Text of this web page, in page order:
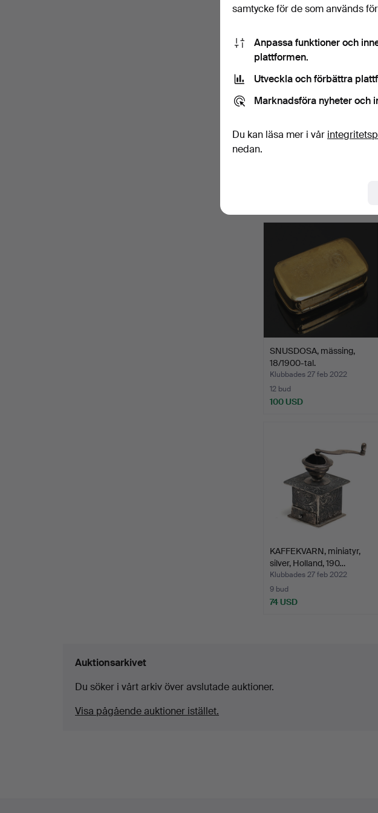
347 USD
SNUSDOSA, mässing,
18/1900-tal.
Klubbades 27 feb 2022
12 bud
100 USD
KAFFEKVARN, miniatyr,
silver, Holland, 190…
Klubbades 27 feb 2022
9 bud
74 USD
Auktionsarkivet
Du söker i vårt arkiv över avslutade auktioner.
Visa pågående auktioner istället.
samtycke för de som används
Anpassa funktioner och
plattformen.
Utveckla och förbättra
Marknadsföra nyheter och
Du kan läsa mer i vår
nedan.